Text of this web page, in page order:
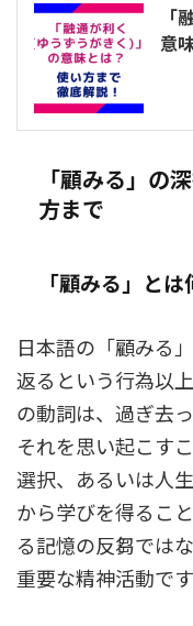
「
意
「顧みる」の
方まで
「顧みる」と
日本語の「顧みる
返るという行為以
の動詞は、過ぎ去
それを思い起こす
選択、あるいは人
から学びを得るこ
る記憶の反芻では
重要な精神活動です